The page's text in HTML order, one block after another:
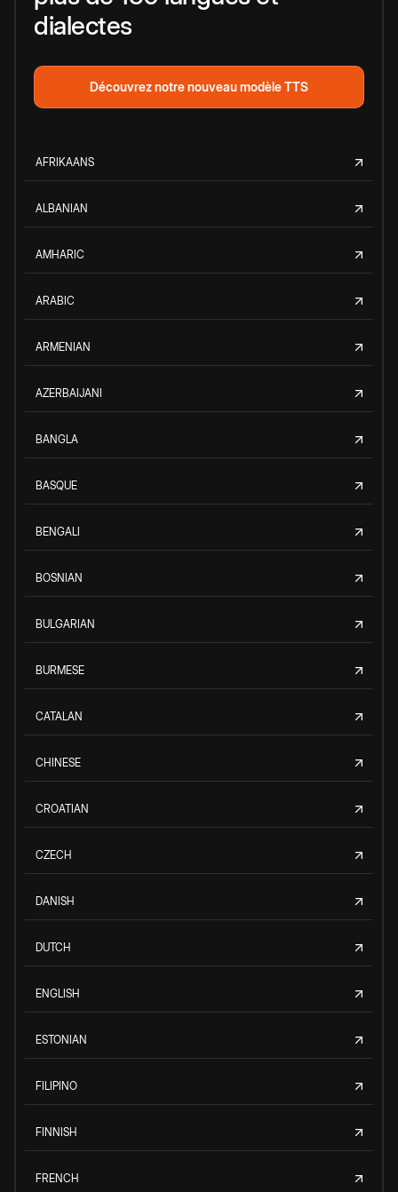
dialectes
Découvrez notre nouveau modèle TTS
AFRIKAANS
ALBANIAN
AMHARIC
ARABIC
ARMENIAN
AZERBAIJANI
BANGLA
BASQUE
BENGALI
BOSNIAN
BULGARIAN
BURMESE
CATALAN
CHINESE
CROATIAN
CZECH
DANISH
DUTCH
ENGLISH
ESTONIAN
FILIPINO
FINNISH
FRENCH